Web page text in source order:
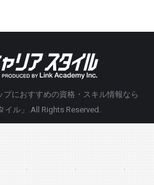
プにおすすめの資格・スキル情報なら
イル」
.All Rights Reserved.